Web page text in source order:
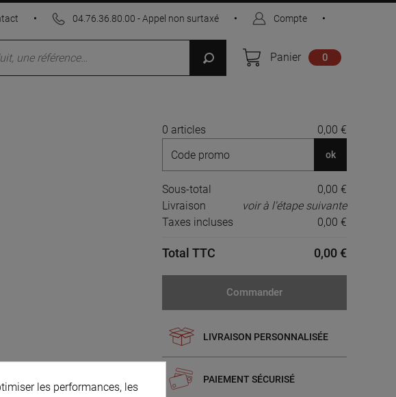
Panier 0
• 04.76.36.80.00 - Appel non surtaxé • Compte •
0 articles 0,00 €
ok
Sous-total
0,00 €
Livraison
voir à l'étape suivante
Taxes incluses
0,00 €
Total TTC 0,00 €
Commander
LIVRAISON PERSONNALISÉE
PAIEMENT SÉCURISÉ
les performances, les